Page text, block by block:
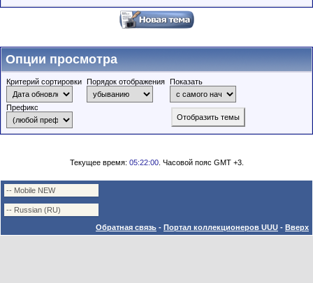
Опции просмотра
Критерий сортировки Порядок отображения Показать
Префикс
Текущее время: 05:22:00. Часовой пояс GMT +3.
Обратная связь - Портал коллекционеров UUU - Вверх